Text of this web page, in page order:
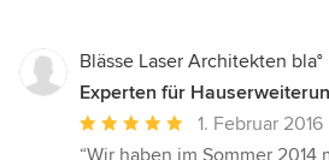
Blässe Laser Architekten bla°
Experten für
Durchschnittliche
Bewertung:
1. Februar 2016
“Wir haben im Sommer 2014